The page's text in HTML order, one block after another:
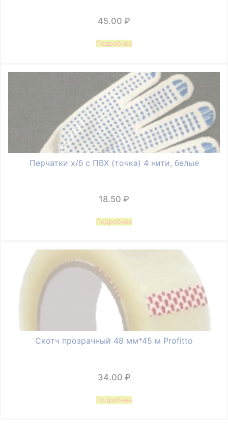
45.00 ₽
Подробнее
Перчатки х/б с ПВХ (точка) 4 нити, белые
18.50 ₽
Подробнее
Скотч прозрачный 48 мм*45 м Profitto
34.00 ₽
Подробнее